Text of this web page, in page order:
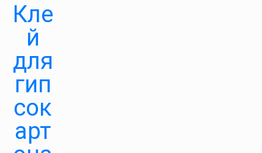
Кле
й
для
гип
сок
арт